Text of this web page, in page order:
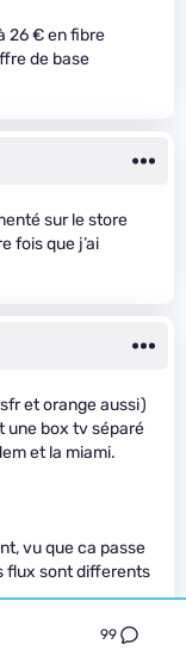
99
26 € en fibre
de base
sur le store
fois que j’ai
et orange aussi)
une box tv séparé
et la miami.
vu que ca passe
flux sont differents
pas iptv ??? du